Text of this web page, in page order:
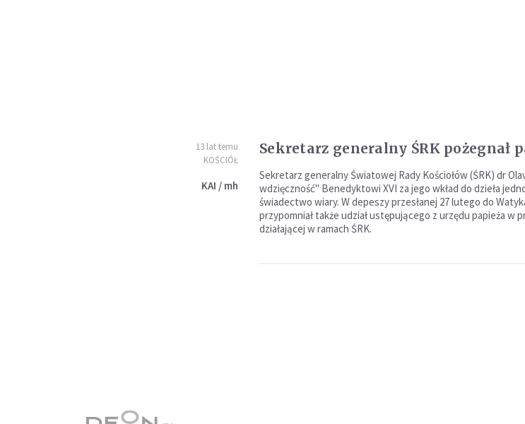
13 lat temu
KOŚCIÓŁ
KAI / mh
Sekretarz generalny ŚRK pożegnał
Sekretarz generalny Światowej Rady Kościołów (ŚRK) dr
wdzięczność" Benedyktowi XVI za jego wkład do dzieła
świadectwo wiary. W depeszy przesłanej 27 lutego do
przypomniał także udział ustępującego z urzędu papieża w
działającej w ramach ŚRK.